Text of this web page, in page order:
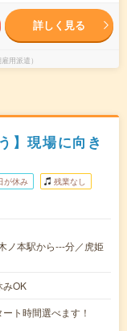
詳しく見る
用派遣）
】現場に向き
が休み 残業なし
ノ本駅から---分／虎姫
OK
ト時間選べます！